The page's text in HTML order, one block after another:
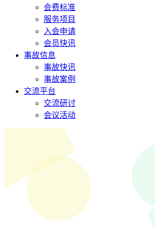
会费标准
服务项目
入会申请
会员快讯
事故信息
事故快讯
事故案例
交流平台
交流研讨
会议活动